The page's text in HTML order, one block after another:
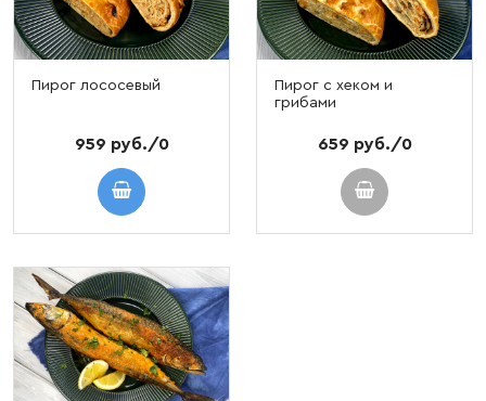
Пирог лососевый
959 руб./0
Пирог с хеком и
грибами
659 руб./0